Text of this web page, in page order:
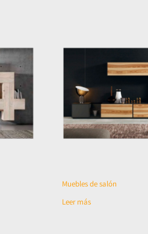
Muebles de salón
Leer más